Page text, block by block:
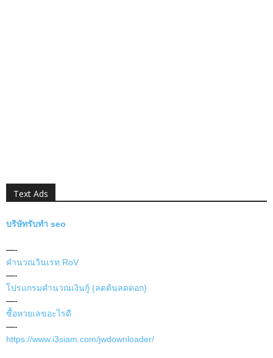
Text Ads
บริษัทรับทำ seo
—-
คำนวณวินเรท RoV
—-
โปรแกรมคำนวณเงินกู้ (ลดต้นลดดอก)
—-
ซื้อหวยเลขอะไรดี
—-
https://www.i3siam.com/jwdownloader/